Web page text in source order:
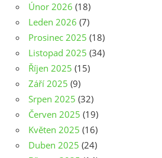
Únor 2026 (18)
Leden 2026 (7)
Prosinec 2025 (18)
Listopad 2025 (34)
Říjen 2025 (15)
Září 2025 (9)
Srpen 2025 (32)
Červen 2025 (19)
Květen 2025 (16)
Duben 2025 (24)